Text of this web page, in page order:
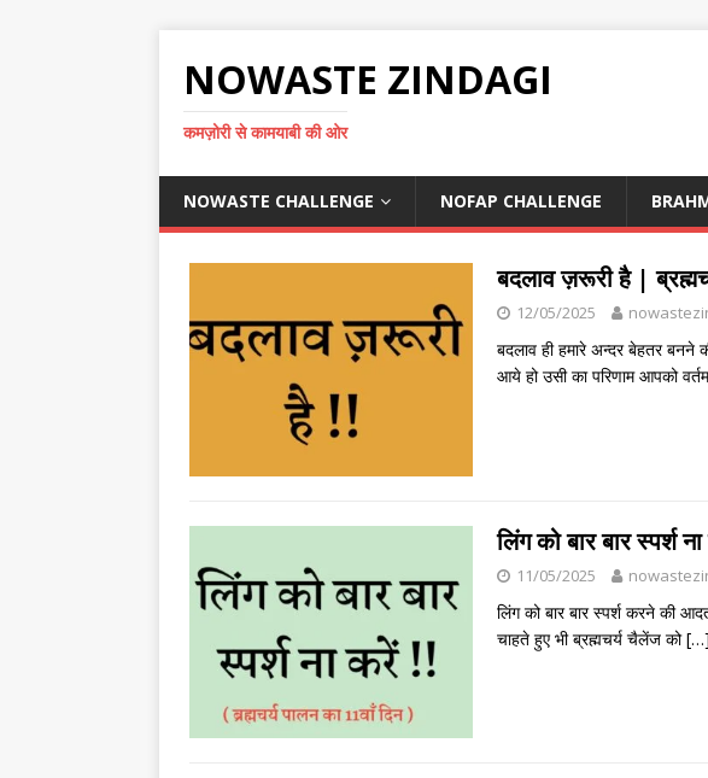
NOWASTE ZINDAGI
कमज़ोरी से कामयाबी की ओर
NOWASTE CHALLENGE NOFAP CHALLENGE
बदलाव ज़रूरी है |
12/05/2025
बदलाव ही हमारे अन्दर बेहतर
आये हो उसी का परिणाम आपको
लिंग को बार बार स्पर्श
11/05/2025
लिंग को बार बार स्पर्श करने की
चाहते हुए भी ब्रह्मचर्य चैलेंज को[…]